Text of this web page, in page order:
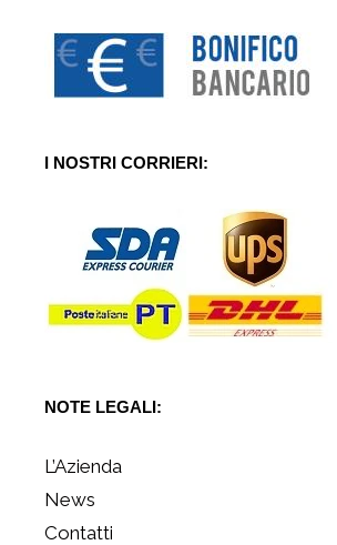
I NOSTRI CORRIERI:
NOTE LEGALI:
L’Azienda
News
Contatti